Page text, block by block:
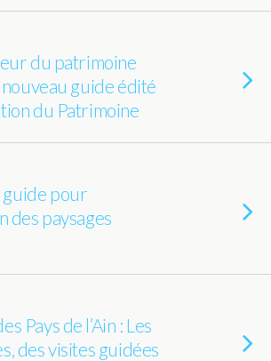
du patrimoine
nouveau guide édité
du Patrimoine
guide pour
des paysages
Pays de l’Ain : Les
des visites guidées